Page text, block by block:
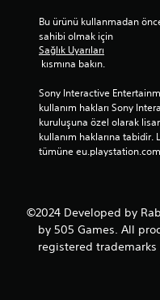
Bu ürünü kullanmadan
sahibi olmak için
Sağlık Uyarıları
kısmına bakın.
Sony Interactive
kullanım hakları Sony
kuruluşuna özel olarak
kullanım haklarına tabidir.
tümüne
©2024 Developed by
by 505 Games. All
registered